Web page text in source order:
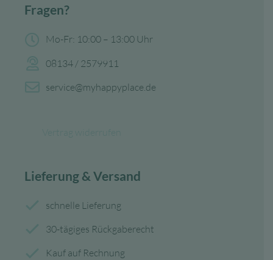
Fragen?
Mo-Fr: 10:00 – 13:00 Uhr
08134 / 2579911
service@myhappyplace.de
Lieferung & Versand
schnelle Lieferung
30-tägiges Rückgaberecht
Kauf auf Rechnung